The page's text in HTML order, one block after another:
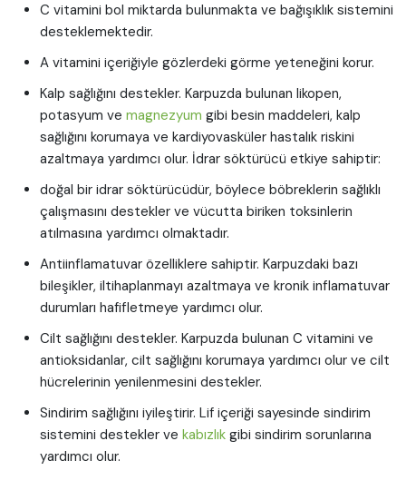
C vitamini bol miktarda bulunmakta ve bağışıklık sistemini
desteklemektedir.
A vitamini içeriğiyle gözlerdeki görme yeteneğini korur.
Kalp sağlığını destekler. Karpuzda bulunan likopen,
potasyum ve magnezyum gibi besin maddeleri, kalp
sağlığını korumaya ve kardiyovasküler hastalık riskini
azaltmaya yardımcı olur. İdrar söktürücü etkiye sahiptir:
doğal bir idrar söktürücüdür, böylece böbreklerin sağlıklı
çalışmasını destekler ve vücutta biriken toksinlerin
atılmasına yardımcı olmaktadır.
Antiinflamatuvar özelliklere sahiptir. Karpuzdaki bazı
bileşikler, iltihaplanmayı azaltmaya ve kronik inflamatuvar
durumları hafifletmeye yardımcı olur.
Cilt sağlığını destekler. Karpuzda bulunan C vitamini ve
antioksidanlar, cilt sağlığını korumaya yardımcı olur ve cilt
hücrelerinin yenilenmesini destekler.
Sindirim sağlığını iyileştirir. Lif içeriği sayesinde sindirim
sistemini destekler ve kabızlık gibi sindirim sorunlarına
yardımcı olur.